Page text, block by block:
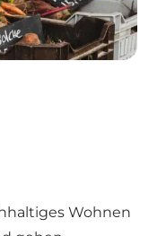
Wohnen